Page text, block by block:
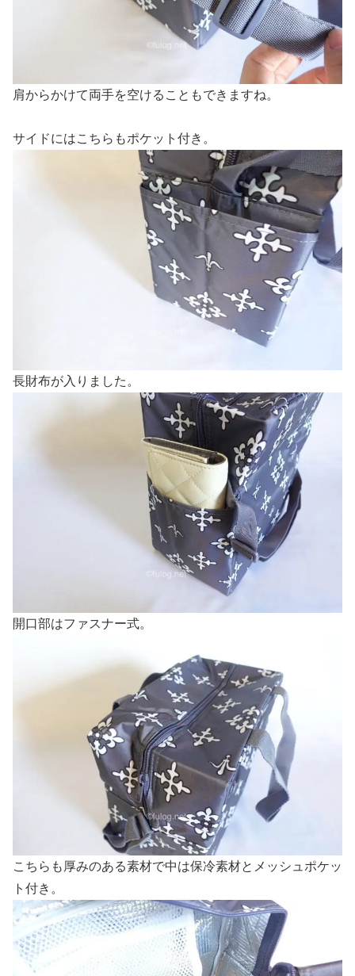
肩からかけて両手を空けることもできますね。
サイドにはこちらもポケット付き。
長財布が入りました。
開口部はファスナー式。
こちらも厚みのある素材で中は保冷素材とメッシュポケッ
ト付き。